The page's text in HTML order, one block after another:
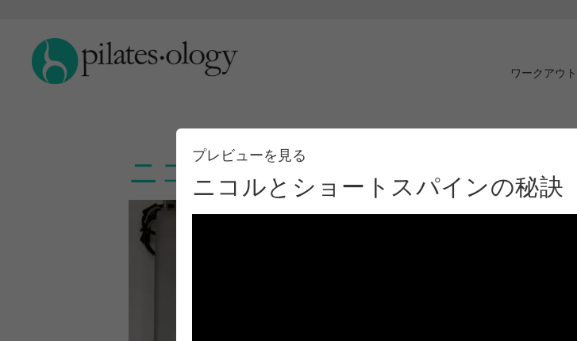
ワークアウト
ニコルとショートスパインの秘訣
プレビューを見る
ニコルとショートスパインの秘訣